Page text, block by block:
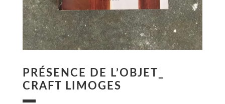
PRÉSENCE DE L’OBJET_
CRAFT LIMOGES